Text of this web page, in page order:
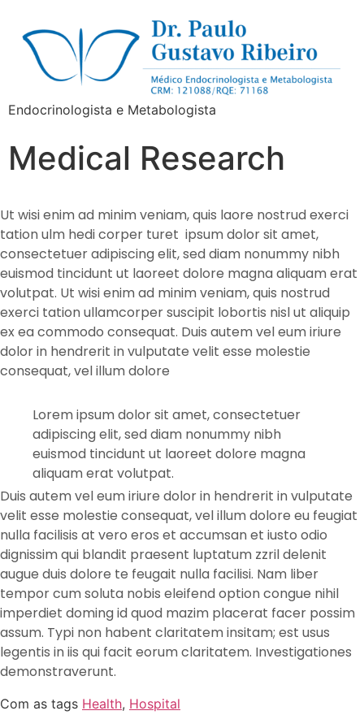
Endocrinologista e Metabologista
Medical Research
Ut wisi enim ad minim veniam, quis laore nostrud exerci
tation ulm hedi corper turet ipsum dolor sit amet,
consectetuer adipiscing elit, sed diam nonummy nibh
euismod tincidunt ut laoreet dolore magna aliquam erat
volutpat. Ut wisi enim ad minim veniam, quis nostrud
exerci tation ullamcorper suscipit lobortis nisl ut aliquip
ex ea commodo consequat. Duis autem vel eum iriure
dolor in hendrerit in vulputate velit esse molestie
consequat, vel illum dolore
Lorem ipsum dolor sit amet, consectetuer
adipiscing elit, sed diam nonummy nibh
euismod tincidunt ut laoreet dolore magna
aliquam erat volutpat.
Duis autem vel eum iriure dolor in hendrerit in vulputate
velit esse molestie consequat, vel illum dolore eu feugiat
nulla facilisis at vero eros et accumsan et iusto odio
dignissim qui blandit praesent luptatum zzril delenit
augue duis dolore te feugait nulla facilisi. Nam liber
tempor cum soluta nobis eleifend option congue nihil
imperdiet doming id quod mazim placerat facer possim
assum. Typi non habent claritatem insitam; est usus
legentis in iis qui facit eorum claritatem. Investigationes
demonstraverunt.
Com as tags Health, Hospital